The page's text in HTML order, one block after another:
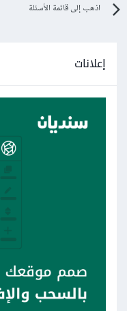
اذهب إلى قائمة الأسئلة
إعلانات